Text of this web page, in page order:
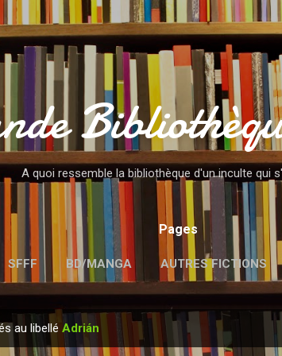
Accéder au contenu principal
A quoi ressemble la bibliothèque d'un inculte qui
Pages
SFFF BD/MANGA AUTRES FICTIONS
MENTIONS LÉGALES
au libellé Adrián